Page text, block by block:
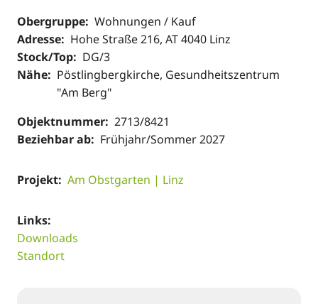
Obergruppe: Wohnungen / Kauf
Adresse: Hohe Straße 216, AT 4040 Linz
Stock/Top: DG/3
Nähe: Pöstlingbergkirche, Gesundheitszentrum
"Am Berg"
Objektnummer: 2713/8421
Beziehbar ab: Frühjahr/Sommer 2027
Projekt: Am Obstgarten | Linz
Links:
Downloads
Standort